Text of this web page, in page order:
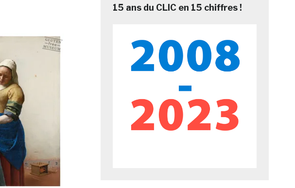
15 ans du CLIC en 15 chiffres !